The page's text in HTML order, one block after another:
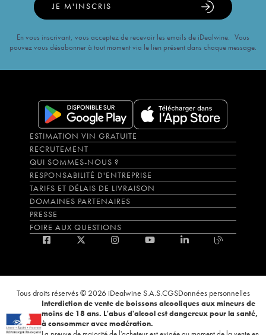
JE M'INSCRIS
En vous inscrivant, vous acceptez de recevoir les emails de iDealwine. Vous
pouvez vous désabonner à tout moment via le lien présent dans chaque message.
ESTIMATION VIN GRATUITE
RECRUTEMENT
QUI SOMMES-NOUS ?
RESPONSABILITÉ D'ENTREPRISE
TARIFS ET DÉLAIS DE LIVRAISON
DOMAINES PARTENAIRES
PRESSE
FOIRE AUX QUESTIONS
Tous droits réservés © 2026 iDealwine S.A.S.CGSDonnées personnelles
Interdiction de vente de boissons alcooliques aux mineurs de
moins de 18 ans. L'abus d'alcool est dangereux pour la santé,
à consommer avec modération.